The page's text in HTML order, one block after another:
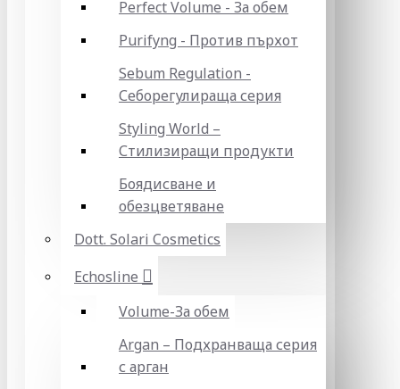
Perfect Volume - За обем
Purifyng - Против пърхот
Sebum Regulation -
Себорегулираща серия
Styling World –
Стилизиращи продукти
Боядисване и
обезцветяване
Dott. Solari Cosmetics
Echosline
Volume-За обем
Argan – Подхранваща серия
с арган